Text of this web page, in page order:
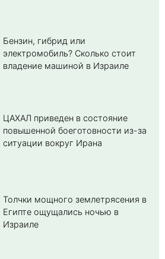
Бензин, гибрид или
электромобиль? Cколько стоит
владение машиной в Израиле
ЦАХАЛ приведен в состояние
повышенной боеготовности из-за
ситуации вокруг Ирана
Толчки мощного землетрясения в
Египте ощущались ночью в
Израиле